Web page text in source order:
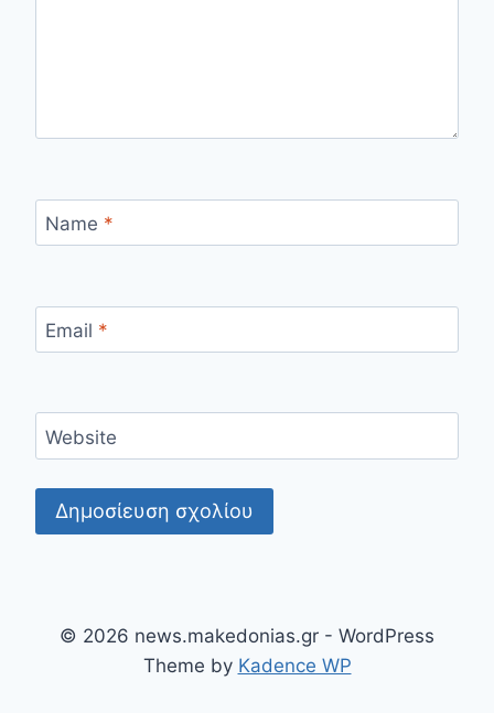
Name *
Email *
Website
© 2026 news.makedonias.gr - WordPress
Theme by Kadence WP